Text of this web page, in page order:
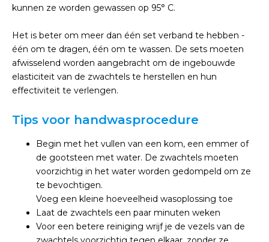
kunnen ze worden gewassen op 95° C.
Het is beter om meer dan één set verband te hebben -
één om te dragen, één om te wassen. De sets moeten
afwisselend worden aangebracht om de ingebouwde
elasticiteit van de zwachtels te herstellen en hun
effectiviteit te verlengen.
Tips voor handwasprocedure
Begin met het vullen van een kom, een emmer of
de gootsteen met water. De zwachtels moeten
voorzichtig in het water worden gedompeld om ze
te bevochtigen.
Voeg een kleine hoeveelheid wasoplossing toe
Laat de zwachtels een paar minuten weken
Voor een betere reiniging wrijf je de vezels van de